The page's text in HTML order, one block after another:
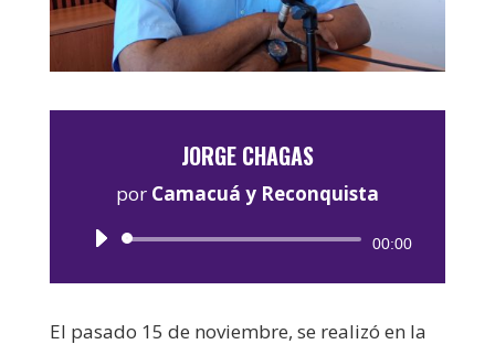
JORGE CHAGAS
por Camacuá y Reconquista
Reproductor
00:00
El pasado 15 de noviembre, se realizó en la